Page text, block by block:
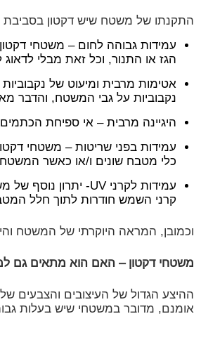
התקנתו של משטח שיש דקטון בסביבת
עמידות גבוהה לחום – משטחי
הגז או התנור, וכל זאת מבלי
אטימות מרבית ומיעוט של
נקבוביות על גבי המשטח, והדבר
היגיינה מרבית – אי ספיחת
עמידות בפני שריטות – משטחי
כלי מטבח שונים ו/או כאשר
קרני השמש חודרות לתוך חלל
וכמובן, המראה היוקרתי של המשטח
משטחי דקטון – האם הוא מתאים גם
ההיצע הגדול של העיצובים והצבעים
אומנם, מדובר במשטחי שיש בעלות